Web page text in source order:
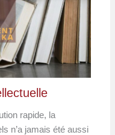
rapide, la
n’a jamais été aussi